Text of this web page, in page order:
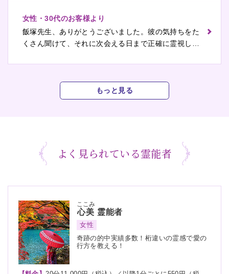
女性・30代のお客様より
飯塚先生、ありがとうございました。彼の気持ちをた
くさん聞けて、それに次会える日まで正確に霊視して
も、ぜひお力添えをよろしくお願いします。
もっと見る
よく見られている霊能者
心美
ここみ
霊能者
女性
奇跡の的中実績多数！桁違いの霊感で愛の
行方を教える！